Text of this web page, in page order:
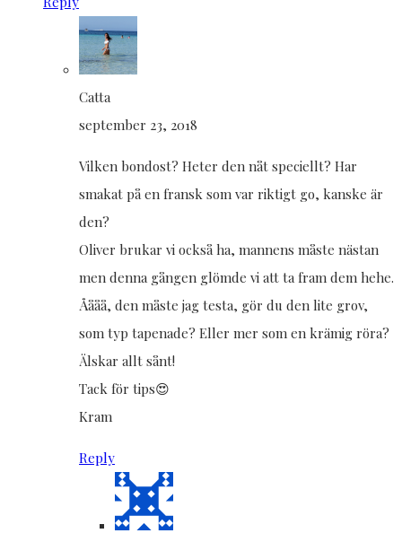
Catta
september 23, 2018
Vilken bondost? Heter den nåt speciellt? Har
smakat på en fransk som var riktigt go, kanske är
den?
Oliver brukar vi också ha, mannens måste nästan
men denna gången glömde vi att ta fram dem hehe.
Åååå, den måste jag testa, gör du den lite grov,
som typ tapenade? Eller mer som en krämig röra?
Älskar allt sånt!
Tack för tips😍
Kram
Reply